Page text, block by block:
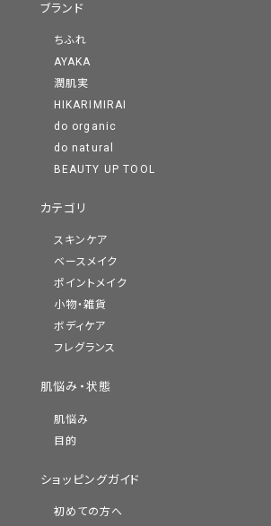
ブランド
ちふれ
AYAKA
潤肌実
HIKARIMIRAI
do organic
do natural
BEAUTY UP TOOL
カテゴリ
スキンケア
ベースメイク
ポイントメイク
小物・雑貨
ボディケア
フレグランス
肌悩み・状態
肌悩み
目的
ショッピングガイド
初めての方へ